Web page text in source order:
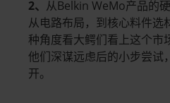
2、 从Belkin WeMo产品的
从电路布局，到核心料件选
种角度看大鳄们看上这个市
他们深谋远虑后的小步尝试
开。